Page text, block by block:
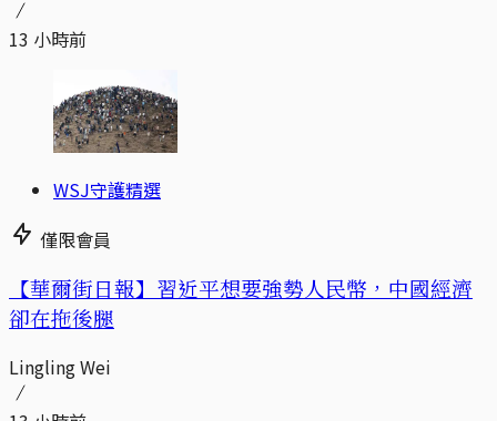
13 小時前
WSJ守護精選
僅限會員
【華爾街日報】習近平想要強勢人民幣，中國經濟
卻在拖後腿
Lingling Wei